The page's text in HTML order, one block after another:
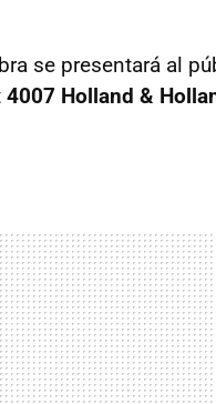
se presentará al
4007 Holland &